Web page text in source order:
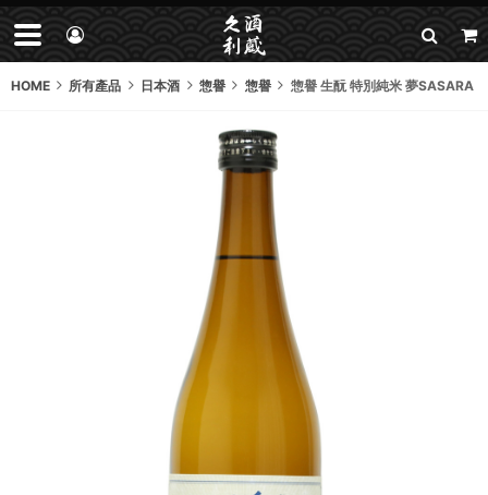
HOME 所有產品 日本酒 惣譽 惣譽 惣譽 生酛 特別純米 夢SASARA